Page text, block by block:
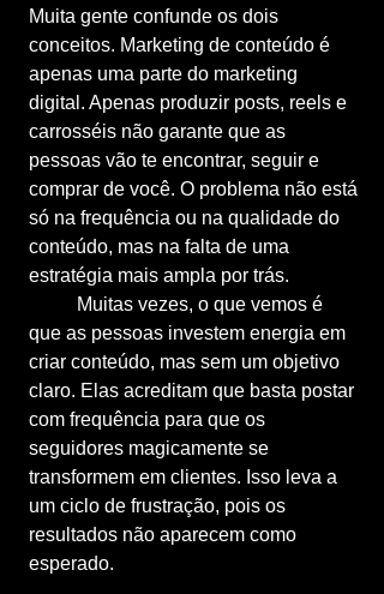
Muita gente confunde os dois
conceitos. Marketing de conteúdo é
apenas uma parte do marketing
digital. Apenas produzir posts, reels e
carrosséis não garante que as
pessoas vão te encontrar, seguir e
comprar de você. O problema não está
só na frequência ou na qualidade do
conteúdo, mas na falta de uma
estratégia mais ampla por trás.
que as pessoas investem energia em
criar conteúdo, mas sem um objetivo
claro. Elas acreditam que basta postar
com frequência para que os
seguidores magicamente se
transformem em clientes. Isso leva a
um ciclo de frustração, pois os
resultados não aparecem como
esperado.